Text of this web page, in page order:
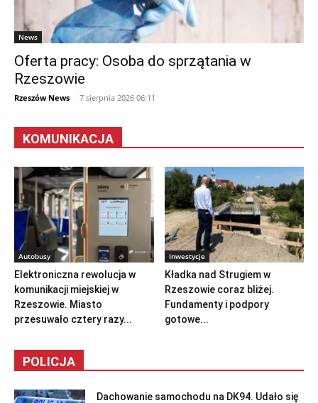
News
Oferta pracy: Osoba do sprzątania w
Rzeszowie
Rzeszów News - 7 sierpnia 2026 06:11
KOMUNIKACJA
Autobusy
Elektroniczna rewolucja w
komunikacji miejskiej w
Rzeszowie. Miasto
przesuwało cztery razy...
Inwestycje
Kładka nad Strugiem w
Rzeszowie coraz bliżej.
Fundamenty i podpory
gotowe...
POLICJA
Dachowanie samochodu na DK94. Udało się